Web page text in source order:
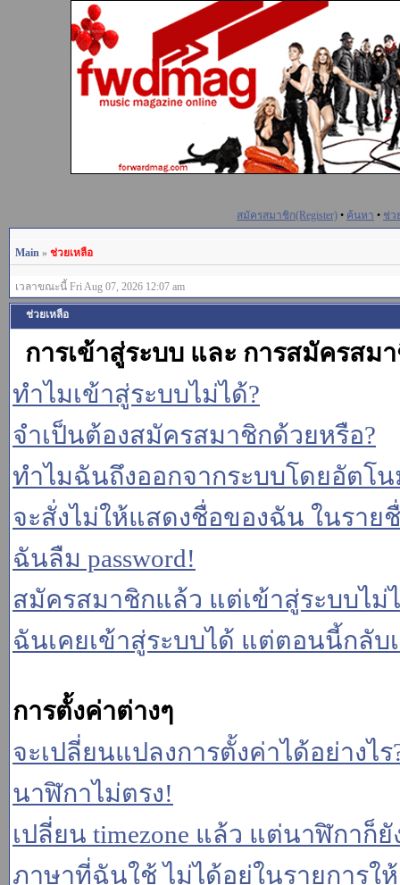
สมัครสมาชิก(Register) • ค้นหา • ช่ว
Main » ช่วยเหลือ
เวลาขณะนี้ Fri Aug 07, 2026 12:07 am
ช่วยเหลือ
การเข้าสู่ระบบ และ การสมัครสม
ทำไมเข้าสู่ระบบไม่ได้?
จำเป็นต้องสมัครสมาชิกด้วยหรือ?
ทำไมฉันถึงออกจากระบบโดยอัตโ
จะสั่งไม่ให้แสดงชื่อของฉัน ในราย
ฉันลืม password!
สมัครสมาชิกแล้ว แต่เข้าสู่ระบบไม่
ฉันเคยเข้าสู่ระบบได้ แต่ตอนนี้กลับ
การตั้งค่าต่างๆ
จะเปลี่ยนแปลงการตั้งค่าได้อย่างไร
นาฬิกาไม่ตรง!
เปลี่ยน timezone แล้ว แต่นาฬิกาก็ยั
ภาษาที่ฉันใช้ ไม่ได้อยู่ในรายการใ